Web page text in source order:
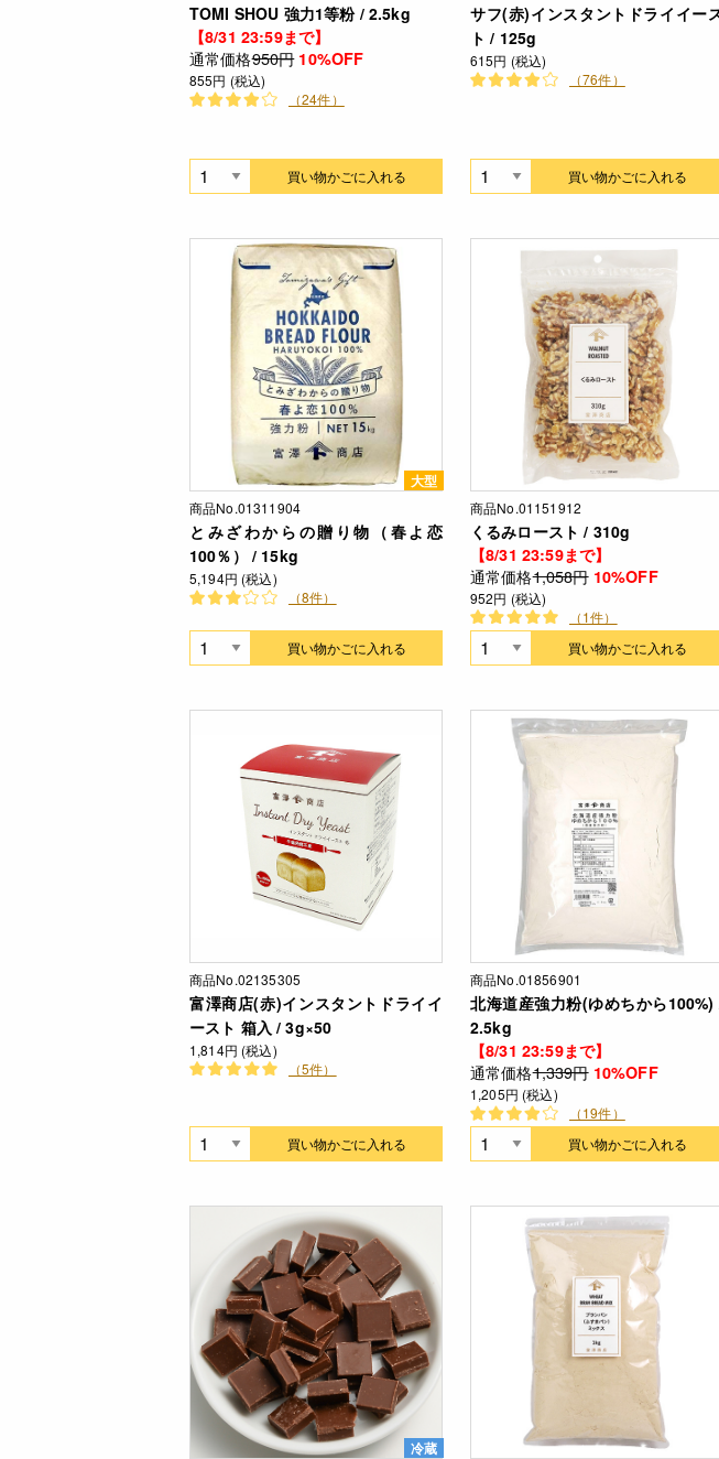
TOMI SHOU 強力1等粉 / 2.5kg
【8/31 23:59まで】
通常価格950円 10%OFF
855円 (税込)
（24件）
買い物かごに入れる
サフ(赤)インスタントドライイー
ト / 125g
615円 (税込)
（76件）
買い物かごに入れる
大型
商品No.01311904
とみざわからの贈り物（春よ恋
100％） / 15kg
5,194円 (税込)
（8件）
買い物かごに入れる
商品No.01151912
くるみロースト / 310g
【8/31 23:59まで】
通常価格1,058円 10%OFF
952円 (税込)
（1件）
買い物かごに入れる
商品No.02135305
富澤商店(赤)インスタントドライイ
ースト 箱入 / 3g×50
1,814円 (税込)
（5件）
買い物かごに入れる
商品No.01856901
北海道産強力粉(ゆめちから100%)
2.5kg
【8/31 23:59まで】
通常価格1,339円 10%OFF
1,205円 (税込)
（19件）
買い物かごに入れる
冷蔵